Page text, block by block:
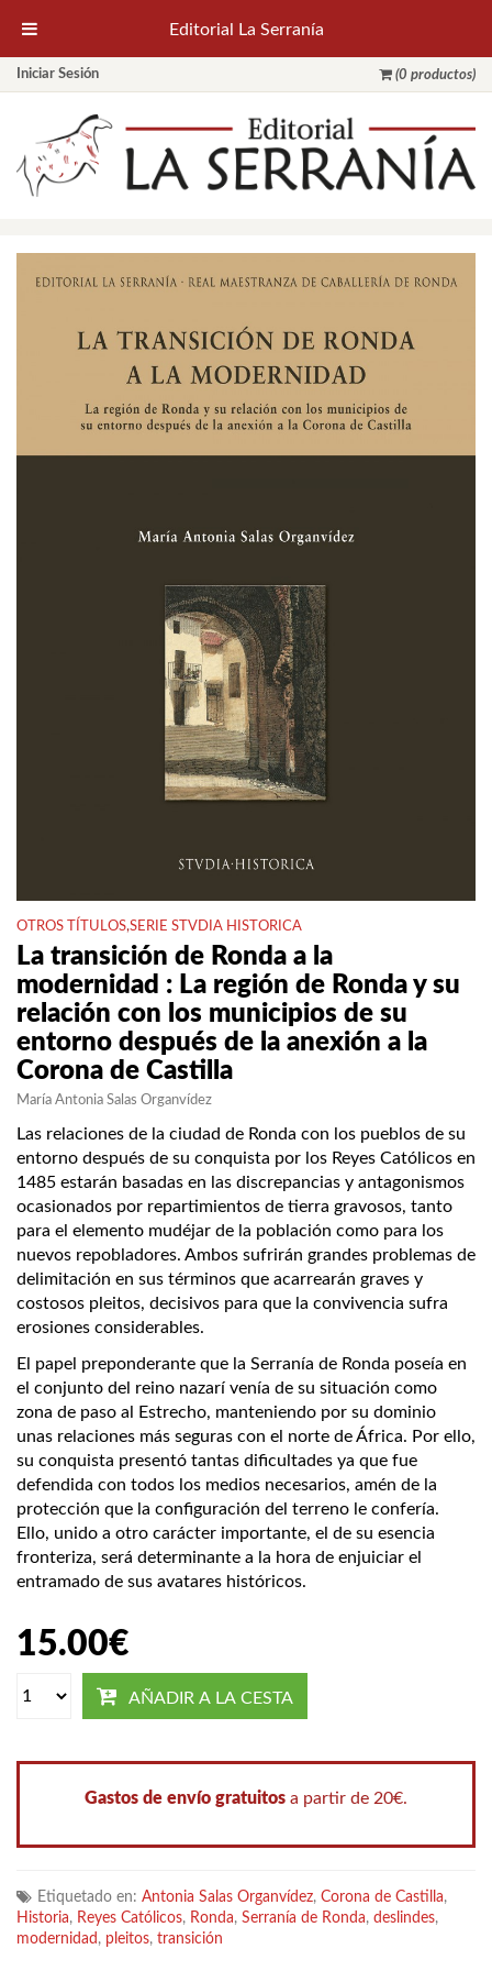
Iniciar Sesión (0 productos)
OTROS TÍTULOS,SERIE STVDIA HISTORICA
La transición de Ronda a la
modernidad : La región de Ronda y su
relación con los municipios de su
entorno después de la anexión a la
Corona de Castilla
María Antonia Salas Organvídez
Las relaciones de la ciudad de Ronda con los pueblos de su
entorno después de su conquista por los Reyes Católicos en
1485 estarán basadas en las discrepancias y antagonismos
ocasionados por repartimientos de tierra gravosos, tanto
para el elemento mudéjar de la población como para los
nuevos repobladores. Ambos sufrirán grandes problemas de
delimitación en sus términos que acarrearán graves y
costosos pleitos, decisivos para que la convivencia sufra
erosiones considerables.
El papel preponderante que la Serranía de Ronda poseía en
el conjunto del reino nazarí venía de su situación como
zona de paso al Estrecho, manteniendo por su dominio
unas relaciones más seguras con el norte de África. Por ello,
su conquista presentó tantas dificultades ya que fue
defendida con todos los medios necesarios, amén de la
protección que la configuración del terreno le confería.
Ello, unido a otro carácter importante, el de su esencia
fronteriza, será determinante a la hora de enjuiciar el
entramado de sus avatares históricos.
15.00€
AÑADIR A LA CESTA
Gastos de envío gratuitos a partir de 20€.
Etiquetado en: Antonia Salas Organvídez, Corona de Castilla,
Historia, Reyes Católicos, Ronda, Serranía de Ronda, deslindes,
modernidad , pleitos, transición
Editorial La Serranía